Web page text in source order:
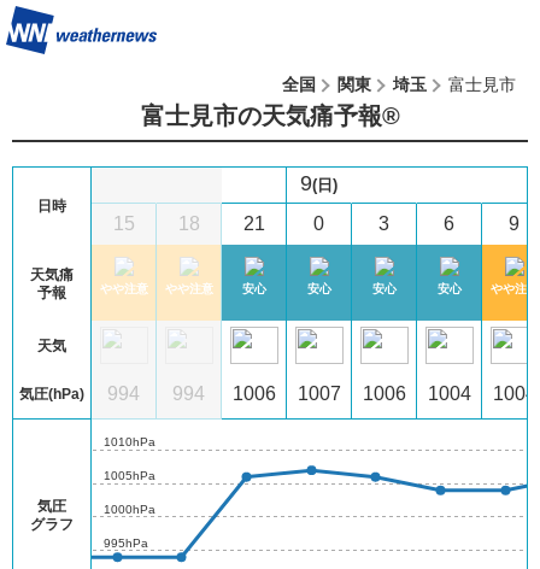
全国 関東 埼玉 富士見市
富士見市の天気痛予報®︎
日時
天気痛
予報
天気
気圧(hPa)
気圧
グラフ
やや注意
994
15
やや注意
994
18
やや注意
994
21
安心
1006
9(日)
0
安心
1007
3
安心
1006
6
安心
1004
9
やや注意
1004
995hPa
1000hPa
1005hPa
1010hPa